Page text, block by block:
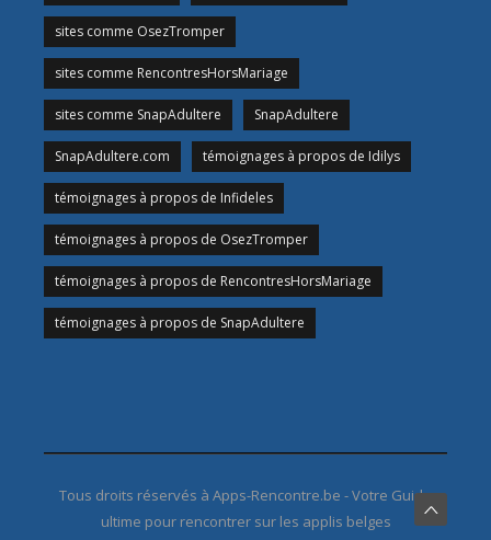
sites comme OsezTromper
sites comme RencontresHorsMariage
sites comme SnapAdultere SnapAdultere
SnapAdultere.com témoignages à propos de Idilys
témoignages à propos de Infideles
témoignages à propos de OsezTromper
témoignages à propos de RencontresHorsMariage
témoignages à propos de SnapAdultere
Tous droits réservés à Apps-Rencontre.be - Votre Guide
ultime pour rencontrer sur les applis belges